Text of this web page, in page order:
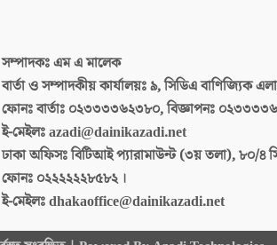
সম্পাদকঃএম এ মালেক
বার্তা ও সম্পাদকীয় কার্যালয়ঃ৯, সিডিএ বাণিজ্যিক
ফোনঃ বার্তাঃ ০২৩৩৩৩৬২৩৮০, বিজ্ঞাপনঃ
ই-মেইলঃazadi@dainikazadi.net
ঢাকা অফিসঃবিটিআই প্যারামাউন্ট (৩য় তলা), ৮০/৪
ফোনঃ ০২২২২২২৮৫৮২ ।
ই-মেইলঃdhakaoffice@dainikazadi.net